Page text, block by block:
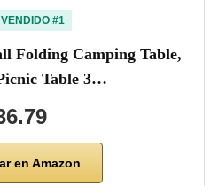
#1
Folding Camping Table,
Table 3…
en Amazon